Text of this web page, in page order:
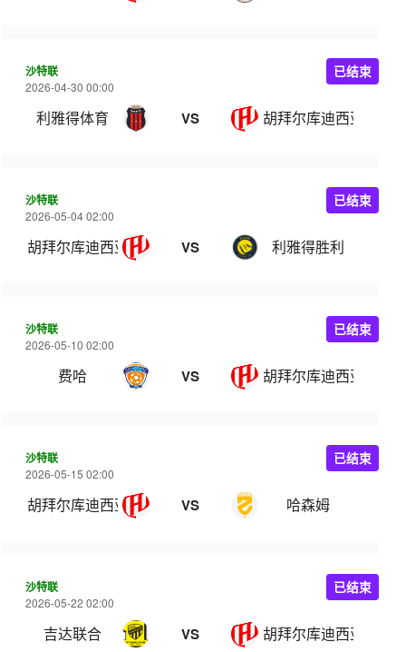
沙特联
2026-04-30 00:00
利雅得体育 VS 胡拜尔库迪西亚
已结束
沙特联
2026-05-04 02:00
胡拜尔库迪西亚 VS 利雅得胜利
已结束
沙特联
2026-05-10 02:00
费哈 VS 胡拜尔库迪西亚
已结束
沙特联
2026-05-15 02:00
胡拜尔库迪西亚 VS 哈森姆
已结束
沙特联
2026-05-22 02:00
吉达联合 VS 胡拜尔库迪西亚
已结束